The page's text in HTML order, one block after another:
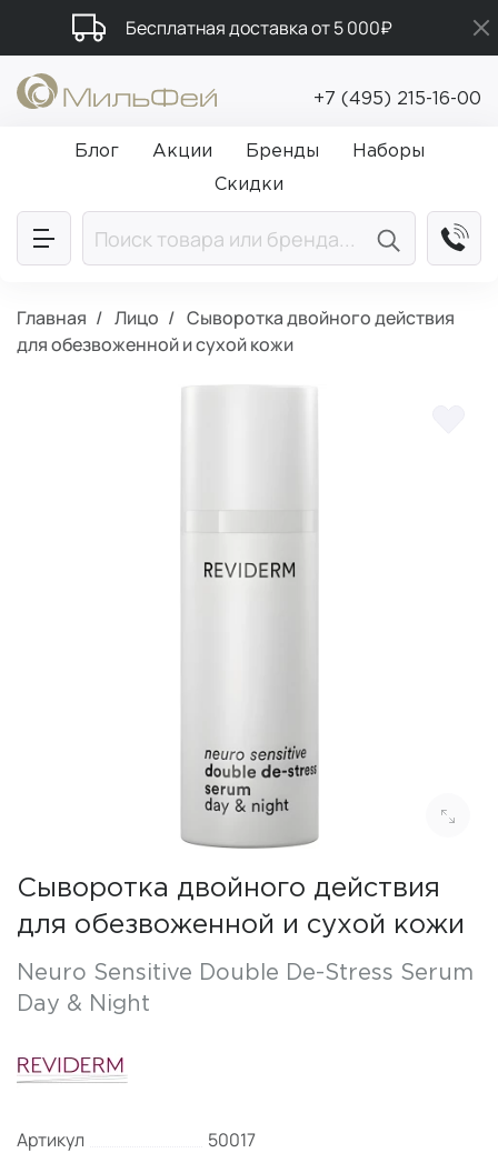
Бесплатная доставка от 5 000₽
Промокод ПРИВЕТ
Подарки в каждый заказ от 5 000₽
+7 (495) 215-16-00
Блог Акции Бренды
Наборы
Скидки
Главная Лицо
Сыворотка двойного действия
для обезвоженной и сухой кожи
Сыворотка двойного действия
для обезвоженной и сухой кожи
Neuro Sensitive Double De-Stress Serum
Day & Night
Артикул
50017